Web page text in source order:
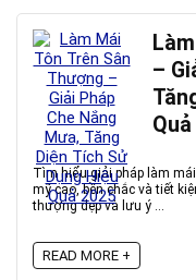
–
Tìm hiểu giải pháp làm
mỹ cao, bền chắc và tiết
thượng đẹp và lưu ý ...
READ MORE +